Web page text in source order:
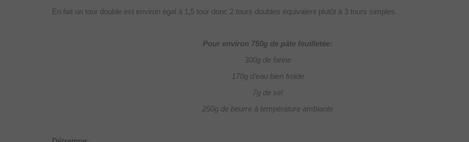
En fait un tour double est environ égal à 1,5 tour donc 2 tours doubles équivalent plutôt à 3 tours simples.
Pour environ 750g de pâte feuilletée:
300g de farine
170g d’eau bien froide
7g de sel
250g de beurre à température ambiante